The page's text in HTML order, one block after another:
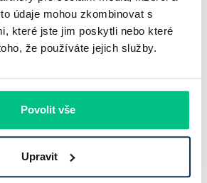
údaje mohou zkombinovat s
které jste jim poskytli nebo které
že používáte jejich služby.
Povolit vše
Upravit
od 27.7.2026 zdražuje
Raiffeisenbank